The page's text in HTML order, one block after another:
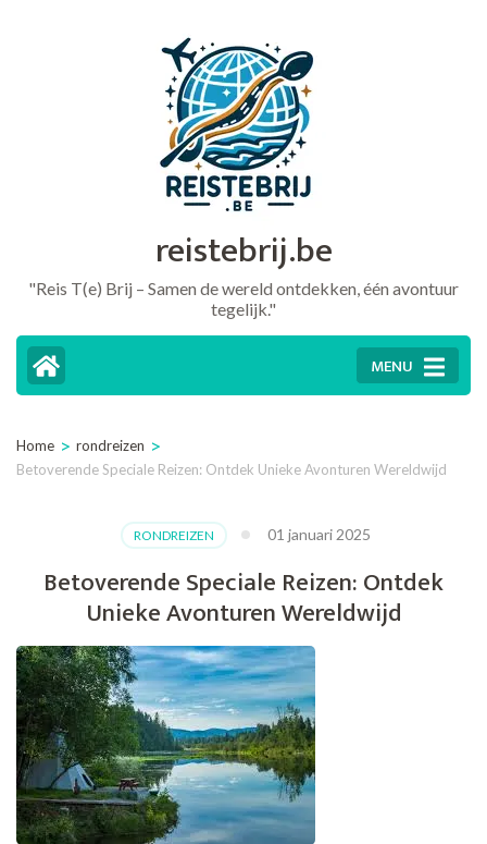
reistebrij.be
"Reis T(e) Brij – Samen de wereld ontdekken, één avontuur
tegelijk."
MENU
Home > rondreizen >
Betoverende Speciale Reizen: Ontdek Unieke Avonturen Wereldwijd
RONDREIZEN 01 januari 2025
Betoverende Speciale Reizen: Ontdek
Unieke Avonturen Wereldwijd